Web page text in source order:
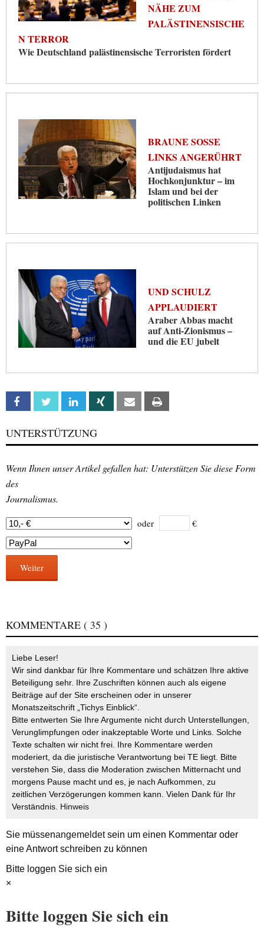
NÄHE ZUM
PALÄSTINENSISCHE
N TERROR
Wie Deutschland palästinensische Terroristen fördert
BRAUNE SOSSE L
INKS ANGERÜHRT
Antijudaismus hat
Hochkonjunktur – im
Islam und bei der
politischen Linken
UND SCHULZ
APPLAUDIERT
Araber Abbas macht
auf Anti-Zionismus –
und die EU jubelt
Facebook Twitter Linkedin Xing Email
UNTERSTÜTZUNG
Wenn Ihnen unser Artikel gefallen hat: Unterstützen Sie diese Form
des
Journalismus.
oder €
Weiter
KOMMENTARE ( 35 )
Liebe Leser!
Wir sind dankbar für Ihre Kommentare und schätzen Ihre aktive
Beteiligung sehr. Ihre Zuschriften können auch als eigene
Beiträge auf der Site erscheinen oder in unserer
Monatszeitschrift „Tichys Einblick“.
Bitte entwerten Sie Ihre Argumente nicht durch Unterstellungen,
Verunglimpfungen oder inakzeptable Worte und Links. Solche
Texte schalten wir nicht frei. Ihre Kommentare werden
moderiert, da die juristische Verantwortung bei TE liegt. Bitte
verstehen Sie, dass die Moderation zwischen Mitternacht und
morgens Pause macht und es, je nach Aufkommen, zu
zeitlichen Verzögerungen kommen kann. Vielen Dank für Ihr
Verständnis. Hinweis
Sie müssenangemeldetsein um einen Kommentar oder
eine Antwort schreiben zu können
Bitte loggen Sie sich ein
×
Bitte loggen Sie sich ein